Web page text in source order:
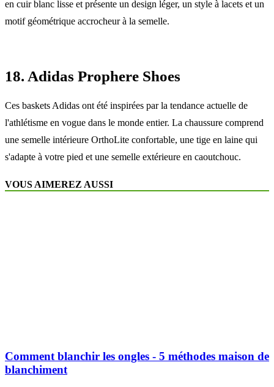
en cuir blanc lisse et présente un design léger, un style à lacets et un
motif géométrique accrocheur à la semelle.
18. Adidas Prophere Shoes
Ces baskets Adidas ont été inspirées par la tendance actuelle de
l'athlétisme en vogue dans le monde entier. La chaussure comprend
une semelle intérieure OrthoLite confortable, une tige en laine qui
s'adapte à votre pied et une semelle extérieure en caoutchouc.
VOUS AIMEREZ AUSSI
Comment blanchir les ongles - 5 méthodes maison de
blanchiment